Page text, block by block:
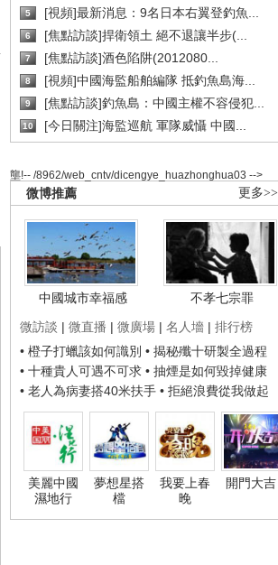
5 [視頻]最新消息：9名日本右翼登釣魚...
6 [焦點訪談]捍衛領土 絕不退讓半步(...
7 [焦點訪談]酒色陷阱(2012080...
8 [視頻]中國海監船舶編隊 抵釣魚島海...
9 [焦點訪談]釣魚島：中國主權不容侵犯...
10 [今日關注]海監巡航 軍隊威懾 中國...
壟!-- /8962/web_cntv/dicengye_huazhonghua03 -->
更多>>
微博推薦
中國城市幸福感
不孝七宗罪
微訪談 | 微直播 | 微廣場 | 名人墻 | 排行榜
• 橙子打蠟該如何識別 • 揭秘殲十研製全過程
• 十種貴人可遇不可求 • 抽煙是如何毀掉健康
• 老人為病妻搭40米扶手 • 拒絕浪費從我做起
美麗中國
濕地行
夢想星搭
檔
我要上春
晚
開門大吉